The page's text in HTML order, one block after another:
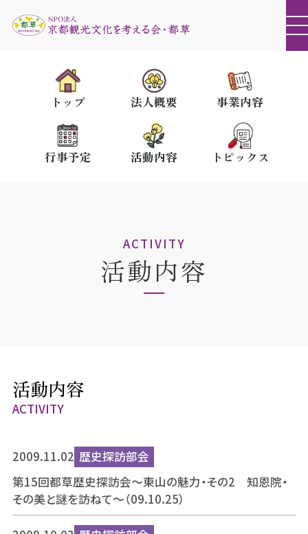
トップ 法人概要 事業内容
行事予定 活動内容 トピックス
ACTIVITY
活動内容
活動内容
ACTIVITY
2009.11.02 歴史探訪部会
第15回都草歴史探訪会～東山の魅力・その2 知恩院・
その美と謎を訪ねて～（09.10.25）